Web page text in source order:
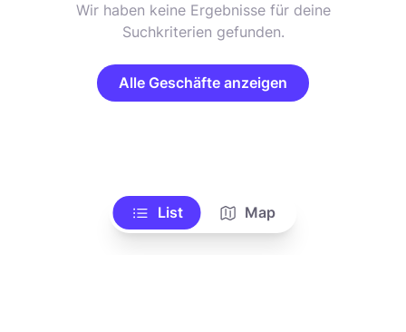
Wir haben keine Ergebnisse für deine
Suchkriterien gefunden.
Alle Geschäfte anzeigen
List Map